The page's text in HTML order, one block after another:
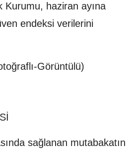
Kurumu, haziran ayına
endeksi verilerini
Görüntülü)
sağlanan mutabakatın